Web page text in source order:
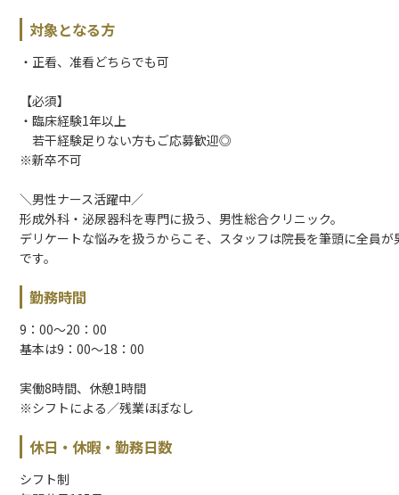
対象となる方
・正看、准看どちらでも可
【必須】
・臨床経験1年以上
若干経験足りない方もご応募歓迎◎
※新卒不可
＼男性ナース活躍中／
形成外科・泌尿器科を専門に扱う、男性総合クリニック。
デリケートな悩みを扱うからこそ、スタッフは院長を筆頭に全員が
です。
勤務時間
9：00～20：00
基本は9：00～18：00
実働8時間、休憩1時間
※シフトによる／残業ほぼなし
休日・休暇・勤務日数
シフト制